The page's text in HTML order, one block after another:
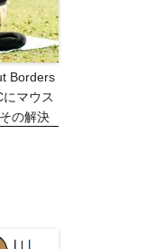
Borders
マウス
の解決